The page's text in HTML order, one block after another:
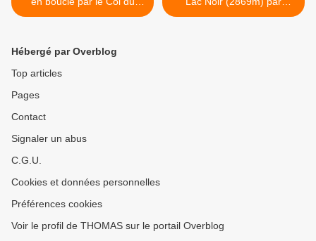
Fruit (2539m) et la
Chenal et le vallon du Clou
Hébergé par Overblog
Top articles
Pages
Contact
Signaler un abus
C.G.U.
Cookies et données personnelles
Préférences cookies
Voir le profil de THOMAS sur le portail Overblog